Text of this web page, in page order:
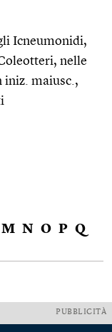
Icneumonidi,
nelle
iniz. maiusc.,
M N O P Q
PUBBLICITÀ